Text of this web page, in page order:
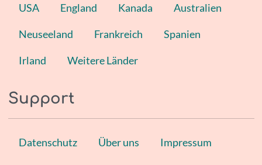
USA England Kanada Australien
Neuseeland Frankreich Spanien
Irland Weitere Länder
Support
Datenschutz Über uns Impressum